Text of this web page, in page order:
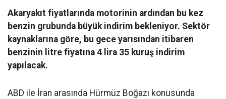
Akaryakıt fiyatlarında motorinin ardından bu kez
benzin grubunda büyük indirim bekleniyor. Sektör
kaynaklarına göre, bu gece yarısından itibaren
benzinin litre fiyatına 4 lira 35 kuruş indirim
yapılacak.
ABD ile İran arasında Hürmüz Boğazı konusunda